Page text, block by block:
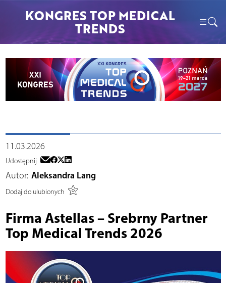
KONGRES TOP MEDICAL
TRENDS
11.03.2026
Udostępnij
Autor: Aleksandra Lang
Dodaj do ulubionych
Firma Astellas – Srebrny Partner
Top Medical Trends 2026